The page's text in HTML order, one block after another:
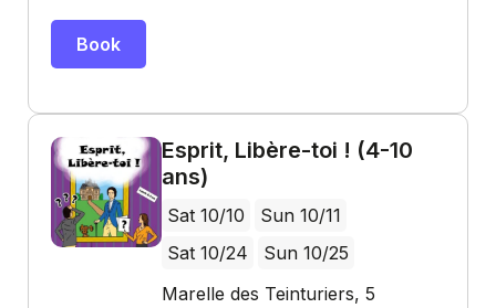
Book
Esprit, Libère-toi ! (4-10
ans)
Sat 10/10
Sun 10/11
Sat 10/24
Sun 10/25
Marelle des Teinturiers, 5